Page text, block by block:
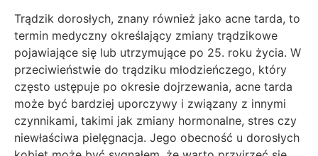
Trądzik dorosłych, znany również jako acne tarda, to
termin medyczny określający zmiany trądzikowe
pojawiające się lub utrzymujące po 25. roku życia. W
przeciwieństwie do trądziku młodzieńczego, który
często ustępuje po okresie dojrzewania, acne tarda
może być bardziej uporczywy i związany z innymi
czynnikami, takimi jak zmiany hormonalne, stres czy
niewłaściwa pielęgnacja. Jego obecność u dorosłych